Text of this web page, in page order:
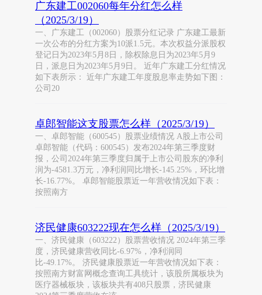
广东建工002060每年分红怎么样
（2025/3/19）
一、广东建工（002060）股票分红记录 广东建工最新
一次公布的分红方案为10派1.5元。本次权益分派股权
登记日为2023年5月8日，除权除息日为2023年5月9
日，派息日为2023年5月9日。 近年广东建工分红情况
如下表所示： 近年广东建工年度股息率走势如下图：
公司20
卓郎智能这支股票怎么样（2025/3/19）
一、卓郎智能（600545）股票业绩情况 A股上市公司
卓郎智能（代码：600545）发布2024年第三季度财
报，公司2024年第三季度归属于上市公司股东的净利
润为-4581.3万元，净利润同比增长-145.25%，环比增
长-16.77%。 卓郎智能股票近一年营收情况如下表：
按照南方
济民健康603222现在怎么样（2025/3/19）
一、济民健康（603222）股票营收情况 2024年第三季
度，济民健康营收同比-6.97%，净利润同
比-49.17%。 济民健康股票近一年营收情况如下表：
按照南方财富网概念查询工具统计，该股所属板块为
医疗器械板块，该板块共有408只股票，济民健康